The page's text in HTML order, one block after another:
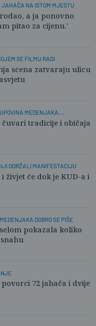
JAHAČA NA ISTOM MJESTU
a ja ponovno
pitao za cijenu.'
SE FILMU RADI
scena zatvaraju ulicu
MEDENJAKA,...
tradicije i običaja
ODRŽALI MANIFESTACIJU
živjet će dok je KUD-a i
DOBRO SE PIŠE
pokazala koliko
72 jahača i dvije